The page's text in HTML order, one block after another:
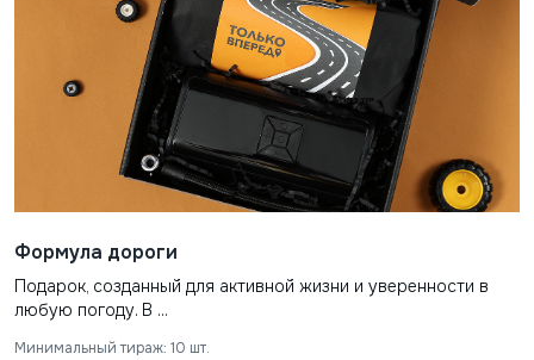
Формула дороги
Подарок, созданный для активной жизни и уверенности в
любую погоду. В ...
Минимальный тираж: 10 шт.